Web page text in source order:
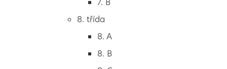
5. A 8. třída
8. A
8. B